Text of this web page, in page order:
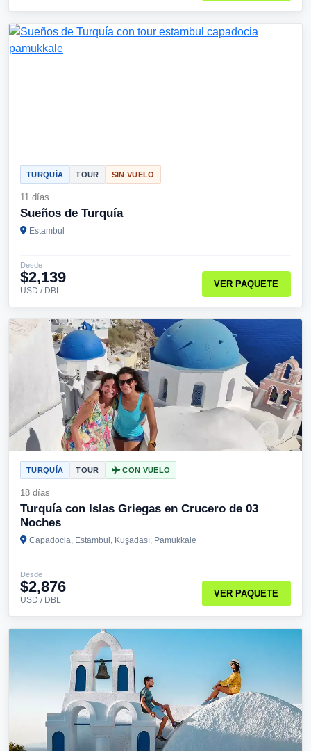
TURQUÍA TOUR SIN VUELO
11 días
Sueños de Turquía
Estambul
Desde
$2,139
USD / DBL
VER PAQUETE
TURQUÍA TOUR CON VUELO
18 días
Turquía con Islas Griegas en Crucero de 03
Noches
Capadocia, Estambul, Kuşadası, Pamukkale
Desde
$2,876
USD / DBL
VER PAQUETE